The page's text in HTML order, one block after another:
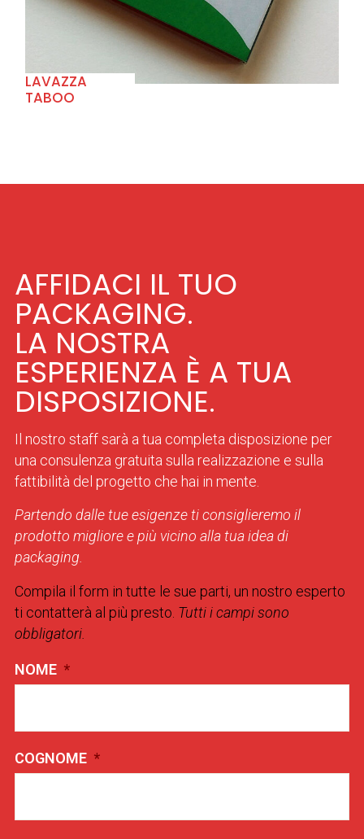
LAVAZZA
TABOO
AFFIDACI IL TUO
PACKAGING.
LA NOSTRA
ESPERIENZA È A TUA
DISPOSIZIONE.
Il nostro staff sarà a tua completa disposizione per
una consulenza gratuita sulla realizzazione e sulla
fattibilità del progetto che hai in mente.
Partendo dalle tue esigenze ti consiglieremo il
prodotto migliore e più vicino alla tua idea di
packaging.
Compila il form in tutte le sue parti, un nostro esperto
ti contatterà al più presto. Tutti i campi sono
obbligatori.
NOME *
COGNOME *